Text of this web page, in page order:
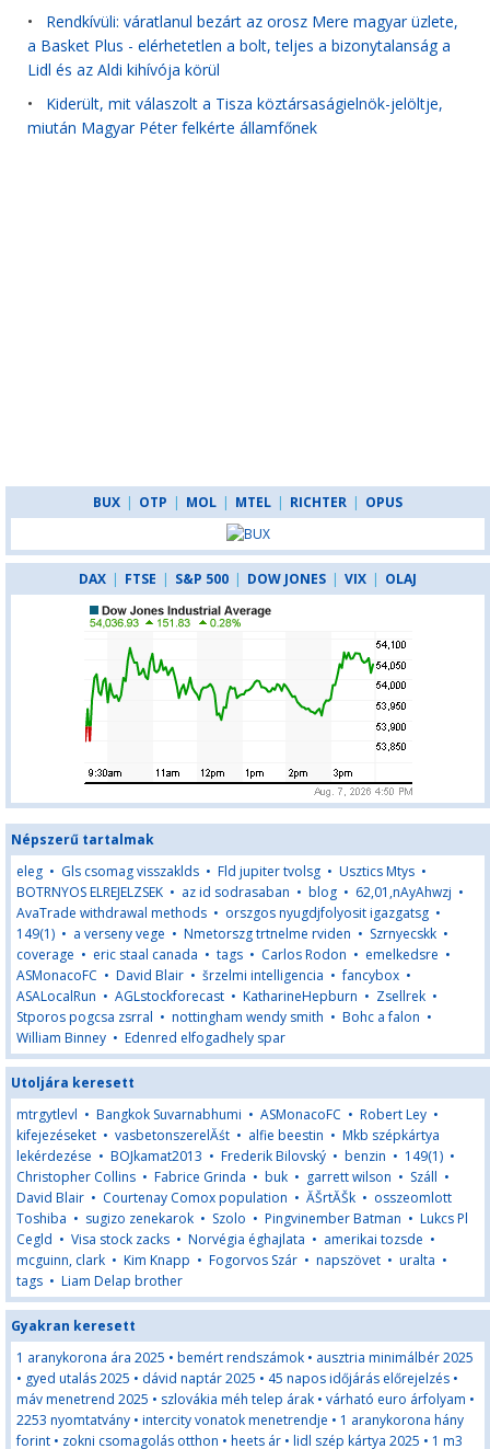
• Rendkívüli: váratlanul bezárt az orosz Mere magyar üzlete,
a Basket Plus - elérhetetlen a bolt, teljes a bizonytalanság a
Lidl és az Aldi kihívója körül
• Kiderült, mit válaszolt a Tisza köztársaságielnök-jelöltje,
miután Magyar Péter felkérte államfőnek
BUX | OTP | MOL | MTEL | RICHTER | OPUS
DAX | FTSE | S&P 500 | DOW JONES | VIX | OLAJ
Népszerű tartalmak
eleg • Gls csomag visszaklds • Fld jupiter tvolsg • Usztics Mtys •
BOTRNYOS ELREJELZSEK • az id sodrasaban • blog • 62,01,nAyAhwzj •
AvaTrade withdrawal methods • orszgos nyugdjfolyosit igazgatsg •
149(1) • a verseny vege • Nmetorszg trtnelme rviden • Szrnyecskk •
coverage • eric staal canada • tags • Carlos Rodon • emelkedsre •
ASMonacoFC • David Blair • šrzelmi intelligencia •fancybox •
ASALocalRun • AGLstockforecast • KatharineHepburn • Zsellrek •
Stporos pogcsa zsrral • nottingham wendy smith • Bohc a falon •
William Binney • Edenred elfogadhely spar
Utoljára keresett
mtrgytlevl • Bangkok Suvarnabhumi • ASMonacoFC • Robert Ley •
kifejezéseket • vasbetonszerelĂśt • alfie beestin • Mkb szépkártya
lekérdezése • BOJkamat2013 • Frederik Bilovský • benzin • 149(1) •
Christopher Collins • Fabrice Grinda • buk • garrett wilson • Száll •
David Blair • Courtenay Comox population • ĂŠrtĂŠk • osszeomlott
Toshiba • sugizo zenekarok • Szolo • Pingvinember Batman • Lukcs Pl
Cegld • Visa stock zacks • Norvégia éghajlata • amerikai tozsde •
mcguinn, clark • Kim Knapp • Fogorvos Szár • napszövet • uralta •
tags • Liam Delap brother
Gyakran keresett
1 aranykorona ára 2025 • bemért rendszámok • ausztria minimálbér 2025
• gyed utalás 2025 • dávid naptár 2025 • 45 napos időjárás előrejelzés •
máv menetrend 2025 • szlovákia méh telep árak • várható euro árfolyam •
2253 nyomtatvány • intercity vonatok menetrendje • 1 aranykorona hány
forint • zokni csomagolás otthon • heets ár • lidl szép kártya 2025 • 1 m3